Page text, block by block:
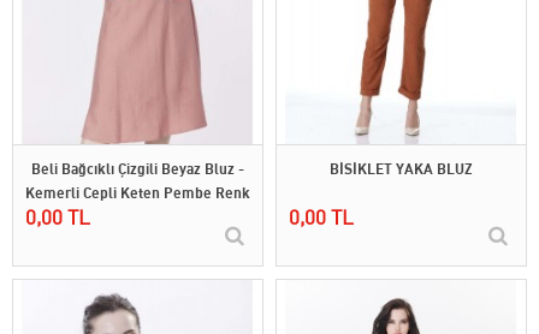
Beli Bağcıklı Çizgili Beyaz Bluz -
Kemerli Cepli Keten Pembe Renk
0,00 TL
BİSİKLET YAKA BLUZ
0,00 TL